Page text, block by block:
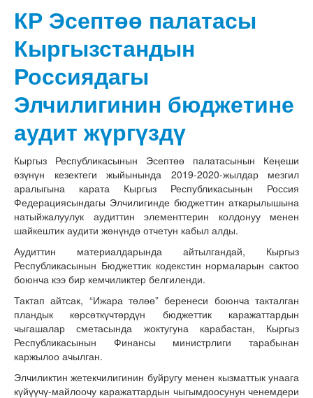
КР Эсептөө палатасы
Кыргызстандын
Россиядагы
Элчилигинин бюджетине
аудит жүргүздү
Кыргыз Республикасынын Эсептөө палатасынын Кеңеши
өзүнүн кезектеги жыйынында 2019-2020-жылдар мезгил
аралыгына карата Кыргыз Республикасынын Россия
Федерациясындагы Элчилигинде бюджеттин аткарылышына
натыйжалуулук аудиттин элементтерин колдонуу менен
шайкештик аудити жөнүндө отчетун кабыл алды.
Аудиттин материалдарында айтылгандай, Кыргыз
Республикасынын Бюджеттик кодекстин нормаларын сактоо
боюнча кээ бир кемчиликтер белгиленди.
Тактап айтсак, “Ижара төлөө” беренеси боюнча такталган
пландык көрсөткүчтөрдүн бюджеттик каражаттардын
чыгашалар сметасында жоктугуна карабастан, Кыргыз
Республикасынын Финансы министрлиги тарабынан
каржылоо ачылган.
Элчиликтин жетекчилигинин буйругу менен кызматтык унаага
күйүүчү-майлоочу каражаттардын чыгымдоосунун ченемдери